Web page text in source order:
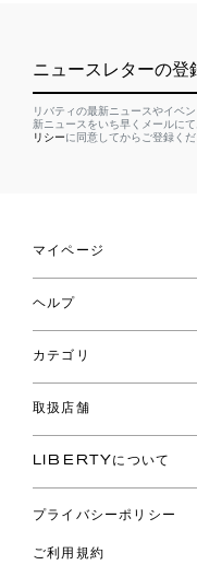
ニュースレターの登
リバティの最新ニュースやイベ
新ニュースをいち早くメールに
リシーに同意してからご登録くだ
マイページ
ロイヤリティプログラム
パスワード再設定
ショッピングバッグ
ヘルプ
お問い合わせ
よくあるご質問
ご利用ガイド
カテゴリ
コレクション
ファブリックス
バッグ
ウェア
ライフスタイル
取扱店舗
リバティ・ファブリックス
LIBERTYについて
プライバシーポリシー
ご利用規約